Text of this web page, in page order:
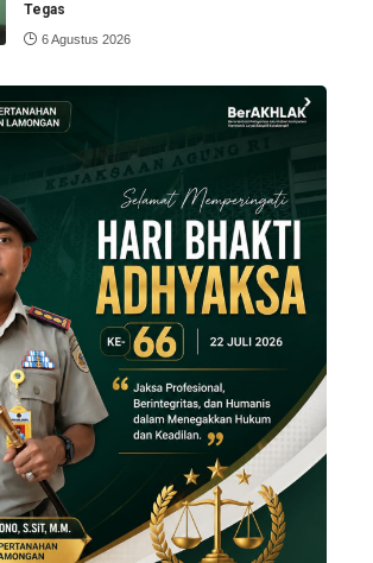
Tegas
6 Agustus 2026